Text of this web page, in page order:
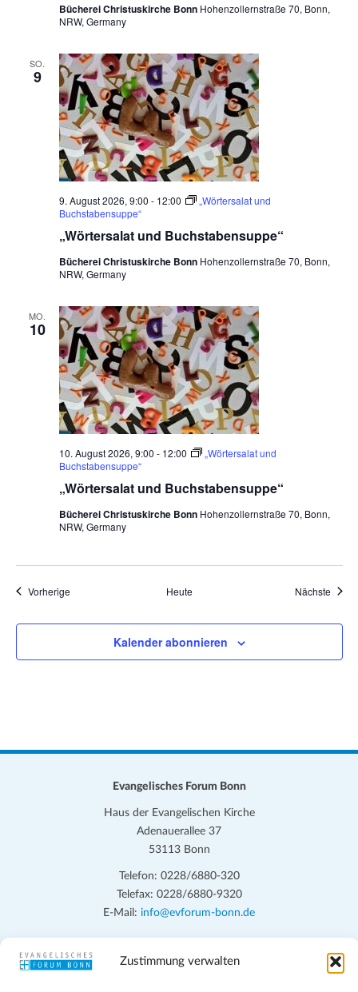
Zustimmung verwalten
Bücherei Christuskirche Bonn Hohenzollernstraße 70, Bonn,
NRW, Germany
SO.
9
„Wörtersalat und Buchstabensuppe“
9. August 2026, 9:00 - 12:00
„Wörtersalat und
Buchstabensuppe“
Bücherei Christuskirche Bonn Hohenzollernstraße 70, Bonn,
NRW, Germany
MO.
10
„Wörtersalat und Buchstabensuppe“
10. August 2026, 9:00 - 12:00
„Wörtersalat und
Buchstabensuppe“
Bücherei Christuskirche Bonn Hohenzollernstraße 70, Bonn,
NRW, Germany
VorherigeVeranstaltungen Heute Nächste
Kalender abonnieren
Evangelisches Forum Bonn
Haus der Evangelischen Kirche
Adenauerallee 37
53113 Bonn
Telefon: 0228/6880-320
Telefax: 0228/6880-9320
E-Mail: info@evforum-bonn.de
Veranstaltungen und den Angeboten vor Ort auf Grundfragen des